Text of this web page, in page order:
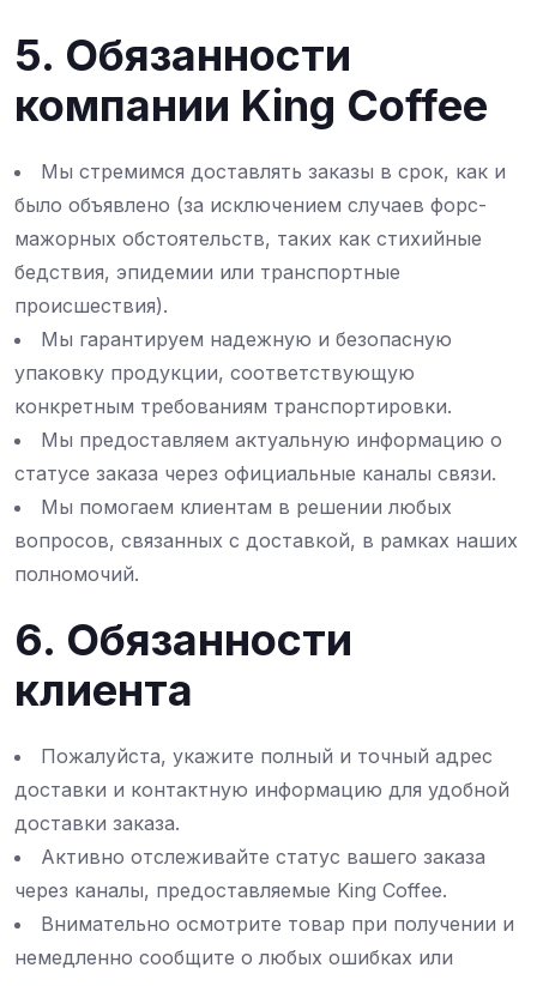
5. Обязанности
компании King Coffee
Мы стремимся доставлять заказы в срок, как и
было объявлено (за исключением случаев форс-
мажорных обстоятельств, таких как стихийные
бедствия, эпидемии или транспортные
происшествия).
Мы гарантируем надежную и безопасную
упаковку продукции, соответствующую
конкретным требованиям транспортировки.
Мы предоставляем актуальную информацию о
статусе заказа через официальные каналы связи.
Мы помогаем клиентам в решении любых
вопросов, связанных с доставкой, в рамках наших
полномочий.
6. Обязанности
клиента
Пожалуйста, укажите полный и точный адрес
доставки и контактную информацию для удобной
доставки заказа.
Активно отслеживайте статус вашего заказа
через каналы, предоставляемые King Coffee.
Внимательно осмотрите товар при получении и
немедленно сообщите о любых ошибках или